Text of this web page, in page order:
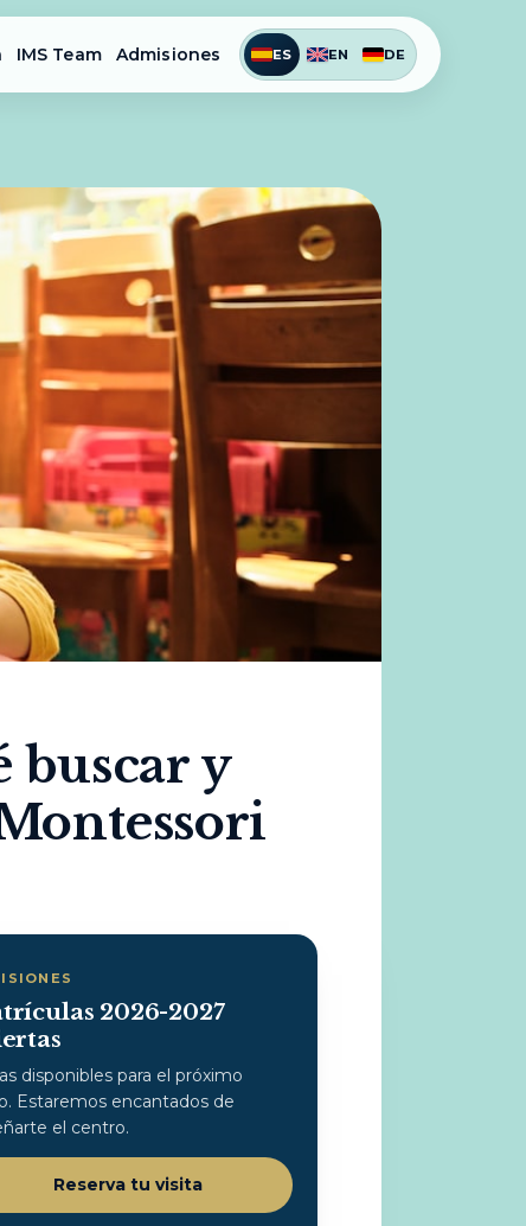
IMS Team Admisiones ES EN DE
buscar y
2026-2027
disponibles para el próximo
Estaremos encantados de
el centro.
Reserva tu visita